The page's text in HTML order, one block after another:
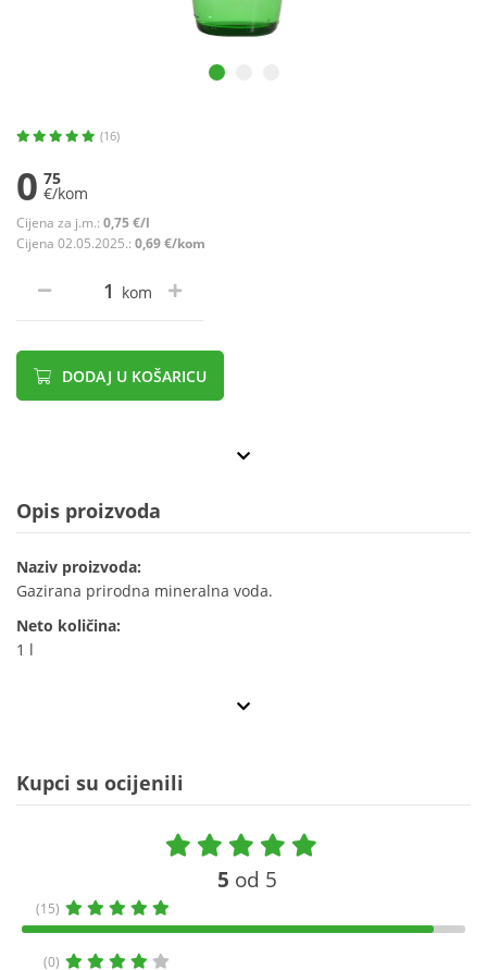
(16)
0 75
€/kom
Cijena za j.m.: 0,75 €/l
Cijena 02.05.2025.: 0,69 €/kom
kom
DODAJ U KOŠARICU
Opis proizvoda
Naziv proizvoda:
Gazirana prirodna mineralna voda.
Neto količina:
1 l
Kupci su ocijenili
5 od 5
(15)
(0)